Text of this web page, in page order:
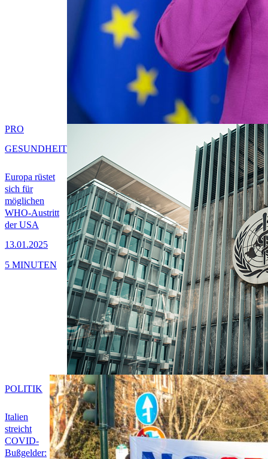
Europa rüstet
sich für
möglichen
WHO-Austritt
der USA
13.01.2025
PRO
GESUNDHEIT
5 MINUTEN
Italien
streicht
COVID-
Bußgelder:
POLITIK